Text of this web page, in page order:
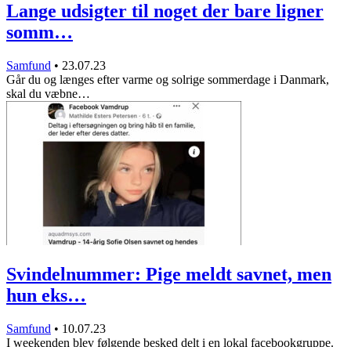
Lange udsigter til noget der bare ligner
somm…
Samfund • 23.07.23
Går du og længes efter varme og solrige sommerdage i Danmark,
skal du væbne…
Svindelnummer: Pige meldt savnet, men
hun eks…
Samfund • 10.07.23
I weekenden blev følgende besked delt i en lokal facebookgruppe.